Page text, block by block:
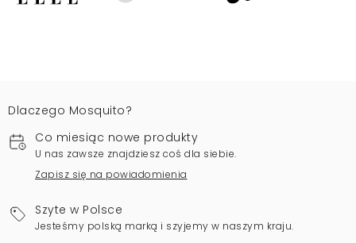
Dlaczego Mosquito?
Co miesiąc nowe produkty
U nas zawsze znajdziesz coś dla siebie.
Zapisz się na powiadomienia
Szyte w Polsce
Jesteśmy polską marką i szyjemy w naszym kraju.